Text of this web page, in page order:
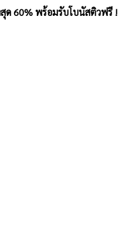
สุด 60% พร้อมรับโบนัสติวฟรี !